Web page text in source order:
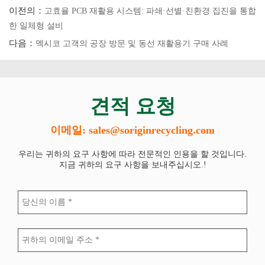
이전의： 고효율 PCB 재활용 시스템: 파쇄·선별·친환경 집진을 통합
한 일체형 설비
다음： 멕시코 고객의 공장 방문 및 동선 재활용기 구매 사례
견적 요청
이메일: sales@soriginrecycling.com
우리는 귀하의 요구 사항에 따라 전문적인 인용을 할 것입니다.
지금 귀하의 요구 사항을 보내주십시오.!